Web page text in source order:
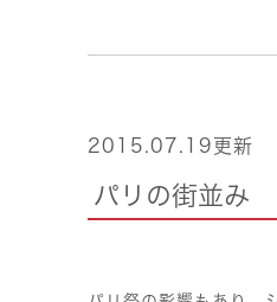
2015.07.19更新
パリの街並み